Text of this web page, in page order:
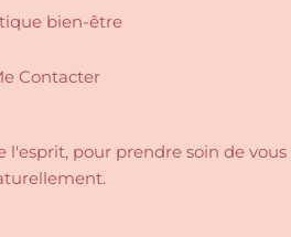
bien-être
Contacter
l'esprit, pourprendre soin de vous